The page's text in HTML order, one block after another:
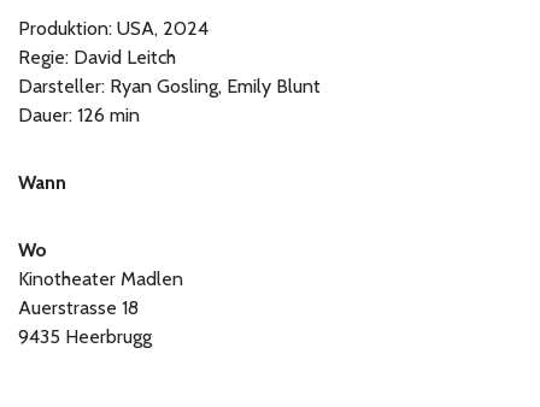
Produktion: USA, 2024
Regie: David Leitch
Darsteller: Ryan Gosling, Emily Blunt
Dauer: 126 min
Wann
Wo
Kinotheater Madlen
Auerstrasse 18
9435 Heerbrugg